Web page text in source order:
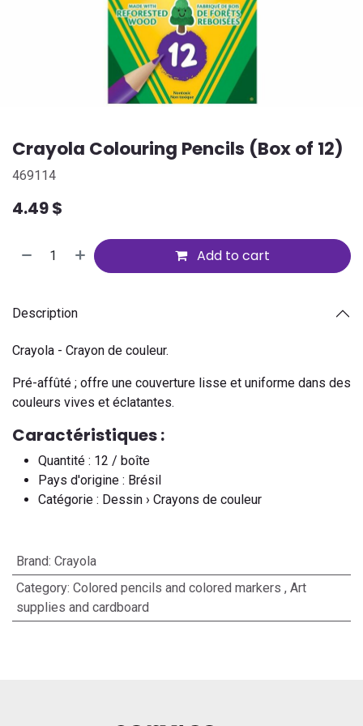
Crayola Colouring Pencils (Box of 12)
469114
4.49$
Add to cart
Description
Crayola - Crayon de couleur.
Pré-affûté ; offre une couverture lisse et uniforme dans des
couleurs vives et éclatantes.
Caractéristiques :
Quantité : 12 / boîte
Pays d'origine : Brésil
Catégorie : Dessin › Crayons de couleur
Brand: Crayola
Category: Colored pencils and colored markers , Art
supplies and cardboard